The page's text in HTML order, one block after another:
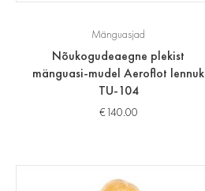
Mänguasjad
Nõukogudeaegne plekist
mänguasi-mudel Aeroflot lennuk
TU-104
€140.00